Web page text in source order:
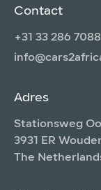
Contact
+31 33 286 7088
Adres
Stationsweg
3931 ER
The